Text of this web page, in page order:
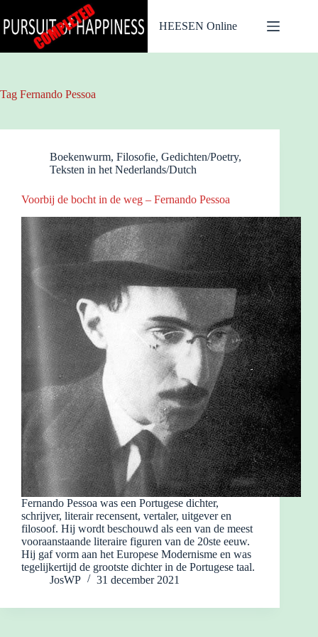
naar
de
HEESEN Online
Tag Fernando Pessoa
Boekenwurm, Filosofie, Gedichten/Poetry,
Teksten in het Nederlands/Dutch
Voorbij de bocht in de weg – Fernando Pessoa
Fernando Pessoa was een Portugese dichter,
schrijver, literair recensent, vertaler, uitgever en
filosoof. Hij wordt beschouwd als een van de meest
vooraanstaande literaire figuren van de 20ste eeuw.
Hij gaf vorm aan het Europese Modernisme en was
tegelijkertijd de grootste dichter in de Portugese taal.
JosWP
31 december 2021